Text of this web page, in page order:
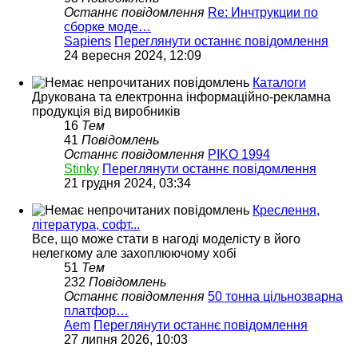
Останнє повідомлення Re: Инчтрукции по
сборке моде…
Sapiens Переглянути останнє повідомлення
24 вересня 2024, 12:09
Каталоги
Друкована та електронна інформаційно-рекламна
продукція від виробників
16 Тем
41 Повідомлень
Останнє повідомлення PIKO 1994
Stinky Переглянути останнє повідомлення
21 грудня 2024, 03:34
Креслення,
література, софт...
Все, що може стати в нагоді моделісту в його
нелегкому але захоплюючому хобі
51 Тем
232 Повідомлень
Останнє повідомлення 50 тонна цільнозварна
платфор…
Aem Переглянути останнє повідомлення
27 липня 2026, 10:03